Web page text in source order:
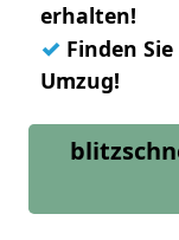
erhalten!
✓ Finden
Umzug!